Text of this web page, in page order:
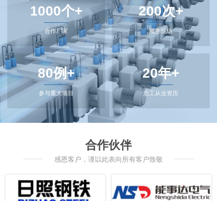
1000个+
合作厂家
200次+
服务现场
80例+
参与重大项目
20年+
总工从业资历
合作伙伴
感恩客户，谨以此表向所有客户致敬